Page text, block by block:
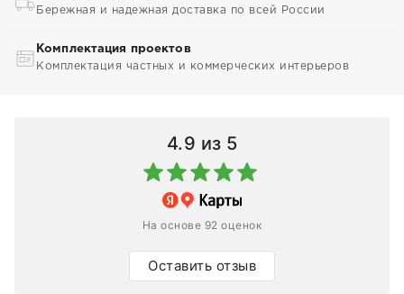
Бережная и надежная доставка по всей России
Комплектация проектов
Комплектация частных и коммерческих интерьеров
4.9 из 5
На основе 92 оценок
Оставить отзыв